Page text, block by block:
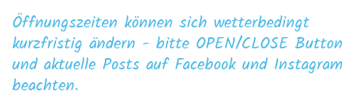
Öffnungszeiten können sich wetterbedingt
kurzfristig ändern - bitte OPEN/CLOSE Button
und aktuelle Posts auf Facebook und Instagram
beachten.